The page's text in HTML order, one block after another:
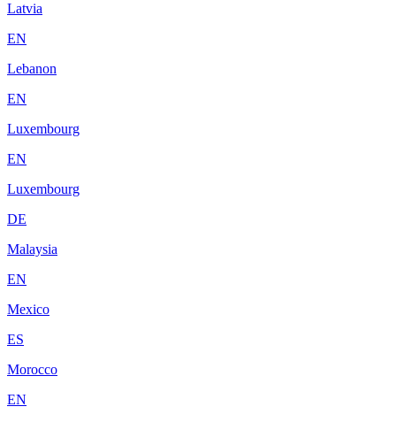
Latvia
EN
Lebanon
EN
Luxembourg
EN
Luxembourg
DE
Malaysia
EN
Mexico
ES
Morocco
EN